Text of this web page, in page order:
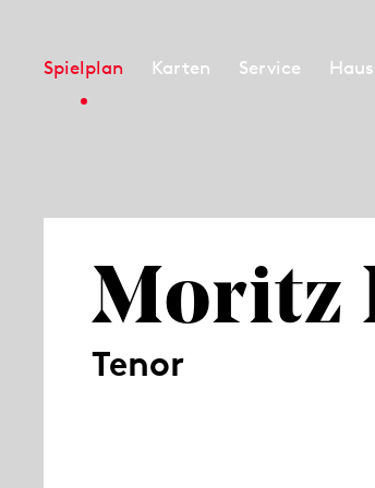
Spielplan Karten Service Haus
Moritz
Tenor